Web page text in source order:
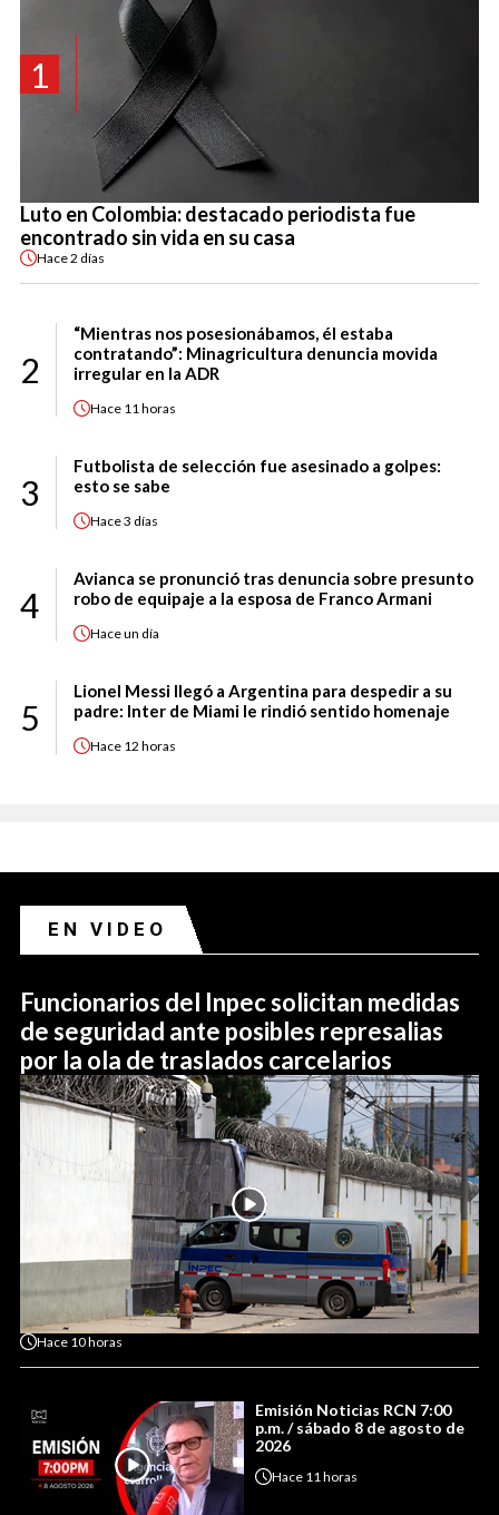
1
Luto en Colombia: destacado periodista fue
encontrado sin vida en su casa
Hace2 días
2
“Mientras nos posesionábamos, él estaba
contratando”: Minagricultura denuncia movida
irregular en la ADR
Hace 11 horas
3
Futbolista de selección fue asesinado a golpes:
esto se sabe
Hace3 días
4
Avianca se pronunció tras denuncia sobre presunto
robo de equipaje a la esposa de Franco Armani
Haceun día
5
Lionel Messi llegó a Argentina para despedir a su
padre: Inter de Miami le rindió sentido homenaje
Hace 12 horas
EN VIDEO
Funcionarios del Inpec solicitan medidas
de seguridad ante posibles represalias
por la ola de traslados carcelarios
Hace 10 horas
Emisión Noticias RCN 7:00
p.m. / sábado 8 de agosto de
2026
Hace 11 horas